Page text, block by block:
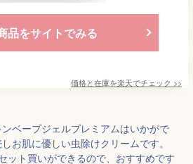
品をサイトでみる
価格と在庫を楽天でチェック >>
ベープジェルプレミアムはいかがで
お肌に優しい虫除けクリームです。
ット買いができるので、おすすめです